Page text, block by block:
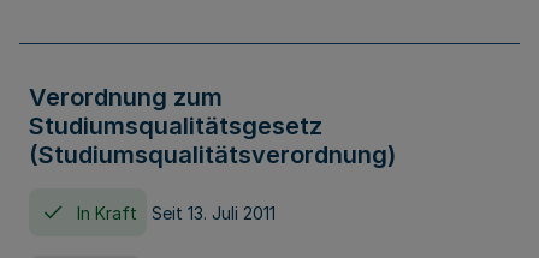
Verordnung zum
Studiumsqualitätsgesetz
(Studiumsqualitätsverordnung)
In Kraft Seit 13. Juli 2011